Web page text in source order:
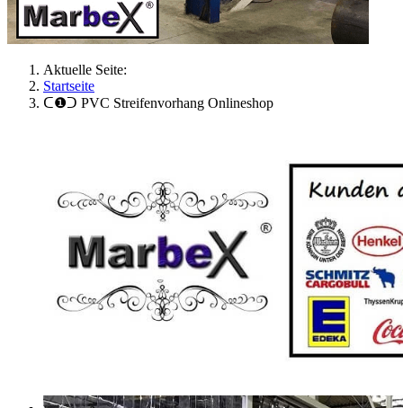
Aktuelle Seite:
Startseite
ᑕ❶ᑐ PVC Streifenvorhang Onlineshop